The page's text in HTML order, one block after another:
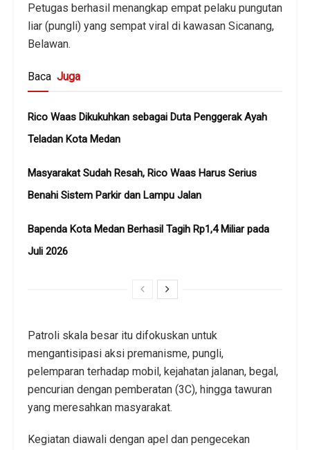
Petugas berhasil menangkap empat pelaku pungutan
liar (pungli) yang sempat viral di kawasan Sicanang,
Belawan.
Baca Juga
Rico Waas Dikukuhkan sebagai Duta Penggerak Ayah
Teladan Kota Medan
Masyarakat Sudah Resah, Rico Waas Harus Serius
Benahi Sistem Parkir dan Lampu Jalan
Bapenda Kota Medan Berhasil Tagih Rp1,4 Miliar pada
Juli 2026
Patroli skala besar itu difokuskan untuk
mengantisipasi aksi premanisme, pungli,
pelemparan terhadap mobil, kejahatan jalanan, begal,
pencurian dengan pemberatan (3C), hingga tawuran
yang meresahkan masyarakat.
Kegiatan diawali dengan apel dan pengecekan